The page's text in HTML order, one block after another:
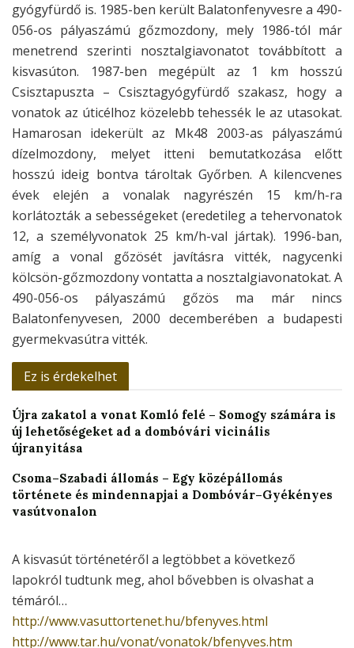
gyógyfürdő is. 1985-ben került Balatonfenyvesre a 490-
056-os pályaszámú gőzmozdony, mely 1986-tól már
menetrend szerinti nosztalgiavonatot továbbított a
kisvasúton. 1987-ben megépült az 1 km hosszú
Csisztapuszta – Csisztagyógyfürdő szakasz, hogy a
vonatok az úticélhoz közelebb tehessék le az utasokat.
Hamarosan idekerült az Mk48 2003-as pályaszámú
dízelmozdony, melyet itteni bemutatkozása előtt
hosszú ideig bontva tároltak Győrben. A kilencvenes
évek elején a vonalak nagyrészén 15 km/h-ra
korlátozták a sebességeket (eredetileg a tehervonatok
12, a személyvonatok 25 km/h-val jártak). 1996-ban,
amíg a vonal gőzösét javításra vitték, nagycenki
kölcsön-gőzmozdony vontatta a nosztalgiavonatokat. A
490-056-os pályaszámú gőzös ma már nincs
Balatonfenyvesen, 2000 decemberében a budapesti
gyermekvasútra vitték.
Ez is érdekelhet
Újra zakatol a vonat Komló felé – Somogy számára is
új lehetőségeket ad a dombóvári vicinális
újranyitása
Csoma–Szabadi állomás – Egy középállomás
története és mindennapjai a Dombóvár–Gyékényes
vasútvonalon
A kisvasút történetéről a legtöbbet a következő
lapokról tudtunk meg, ahol bővebben is olvashat a
témáról…
http://www.vasuttortenet.hu/bfenyves.html
http://www.tar.hu/vonat/vonatok/bfenyves.htm